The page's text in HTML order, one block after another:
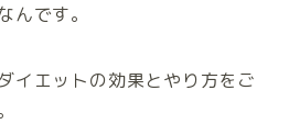
んです。
イエットの効果とやり方をご